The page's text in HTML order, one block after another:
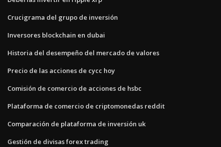
Crucigrama del grupo de inversión
Inversores blockchain en dubai
Historia del desempeño del mercado de valores
Precio de las acciones de cycc hoy
Comisión de comercio de acciones de hsbc
Plataforma de comercio de criptomonedas reddit
Comparación de plataforma de inversión uk
Gestión de divisas forex trading